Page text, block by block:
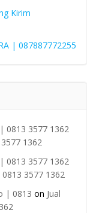
Kirim
| 087887772255
0813 3577 1362
1362
0813 3577 1362
3577 1362
| 0813 on Jual